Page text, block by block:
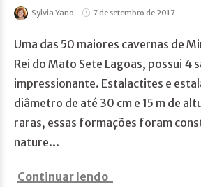
Sylvia Yano 7 de setembro de 2017
Uma das 50 maiores cavernas de
Rei do Mato Sete Lagoas, possui 4
impressionante. Estalactites e
diâmetro de até 30 cm e 15 m de
raras, essas formações foram
nature...
Continuar lendo